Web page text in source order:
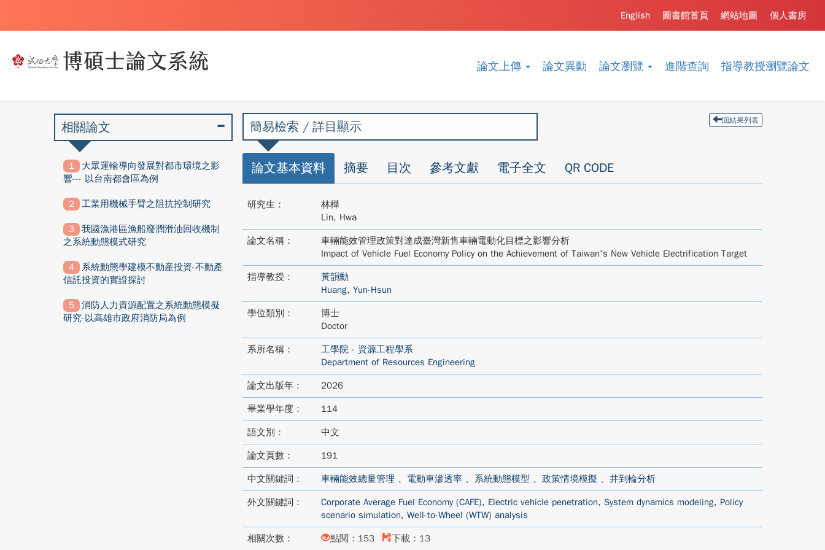
論文上傳 論文異動 論文瀏覽 進階查詢 指導教授瀏覽論文
個人書房
網站地圖
圖書館首頁
English
簡易檢索 / 詳目顯示 回結果列表
論文基本資料 摘要 目次 參考文獻 電子全文 QR CODE
研究生：
林樺
Lin, Hwa
論文名稱：
車輛能效管理政策對達成臺灣新售車輛電動化目標之影響分析
Impact of Vehicle Fuel Economy Policy on the Achievement of Taiwan's New Vehicle Electrification Target
指導教授：
黃韻勳
Huang, Yun-Hsun
學位類別：
博士
Doctor
系所名稱：
工學院 - 資源工程學系
Department of Resources Engineering
論文出版年： 2026
畢業學年度： 114
語文別： 中文
論文頁數： 191
中文關鍵詞： 車輛能效總量管理 、 電動車滲透率、 系統動態模型 、 政策情境模擬 、 井到輪分析
外文關鍵詞： Corporate Average Fuel Economy (CAFE), Electric vehicle penetration, System dynamics modeling, Policy
scenario simulation, Well-to-Wheel (WTW) analysis
相關次數： 點閱：153 下載：13
相關論文
大眾運輸導向發展對都市環境之影
響--- 以台南都會區為例
工業用機械手臂之阻抗控制研究
我國漁港區漁船廢潤滑油回收機制
之系統動態模式研究
系統動態學建模不動産投資-不動產
信託投資的實證探討
消防人力資源配置之系統動態模擬
研究-以高雄市政府消防局為例